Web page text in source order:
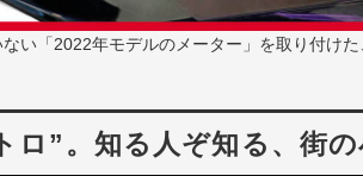
い「2022年モデルのメーター」を取り付け
ロ”。知る人ぞ知る、街